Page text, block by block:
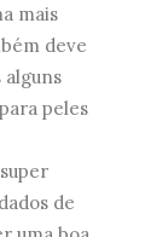
mais
deve
alguns
peles
de